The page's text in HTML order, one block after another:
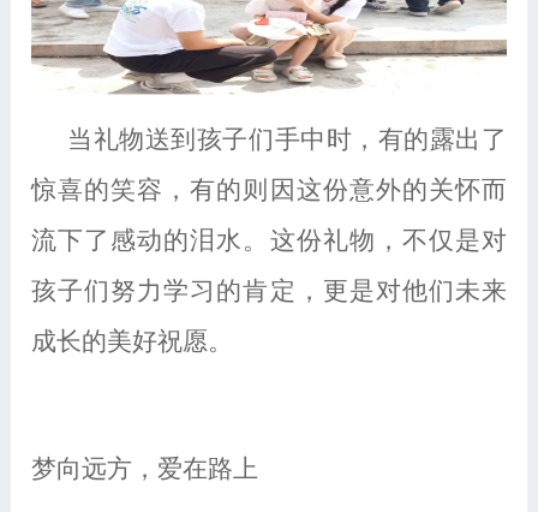
当礼物送到孩子们手中时，有的露出了
惊喜的笑容，有的则因这份意外的关怀而
流下了感动的泪水。这份礼物，不仅是对
孩子们努力学习的肯定，更是对他们未来
成长的美好祝愿。
梦向远方，爱在路上